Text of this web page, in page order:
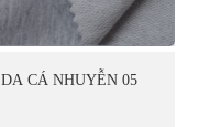
DA CÁ NHUYỄN 05